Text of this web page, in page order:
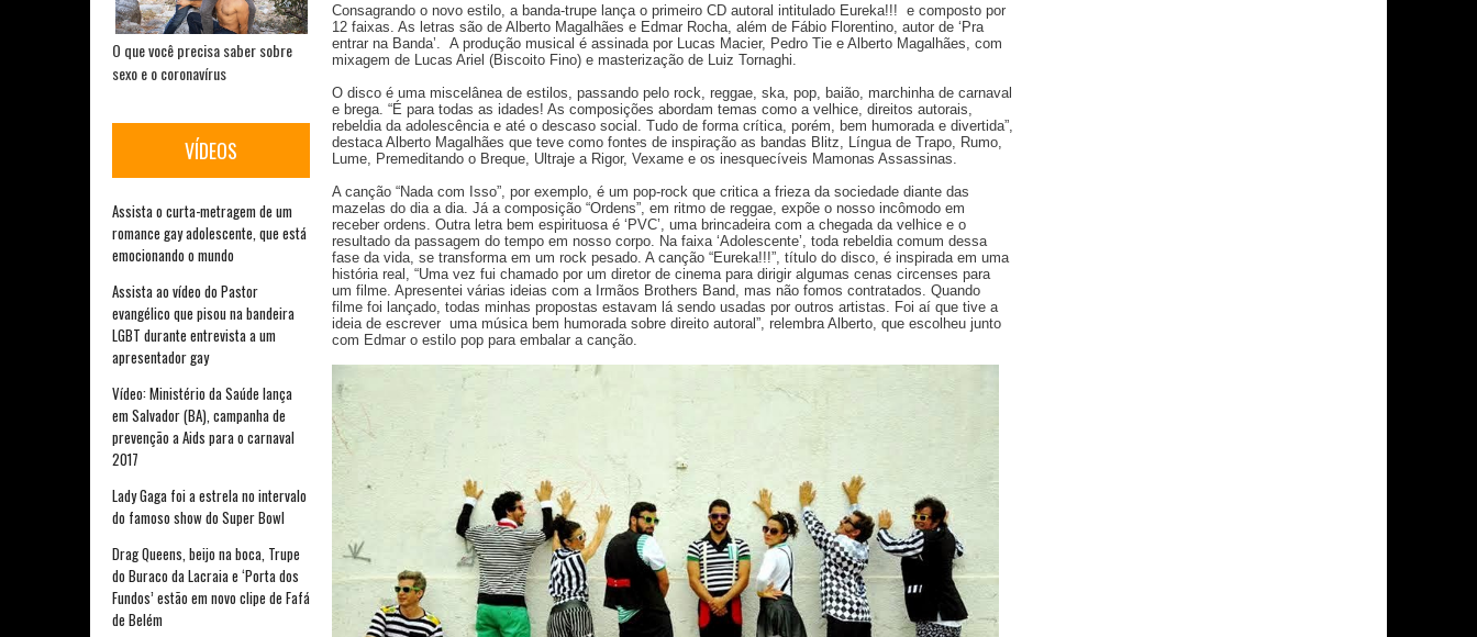
O que você precisa saber sobre
sexo e o coronavírus
VÍDEOS
Assista o curta-metragem de um
romance gay adolescente, que está
emocionando o mundo
Assista ao vídeo do Pastor
evangélico que pisou na bandeira
LGBT durante entrevista a um
apresentador gay
Vídeo: Ministério da Saúde lança
em Salvador (BA), campanha de
prevenção a Aids para o carnaval
2017
Lady Gaga foi a estrela no intervalo
do famoso show do Super Bowl
Drag Queens, beijo na boca, Trupe
do Buraco da Lacraia e ‘Porta dos
Fundos’ estão em novo clipe de Fafá
de Belém
Consagrando o novo estilo, a banda-trupe lança o primeiro CD autoral intitulado Eureka!!! e composto por
12 faixas. As letras são de Alberto Magalhães e Edmar Rocha, além de Fábio Florentino, autor de ‘Pra
entrar na Banda’. A produção musical é assinada por Lucas Macier, Pedro Tie e Alberto Magalhães, com
mixagem de Lucas Ariel (Biscoito Fino) e masterização de Luiz Tornaghi.
O disco é uma miscelânea de estilos, passando pelo rock, reggae, ska, pop, baião, marchinha de carnaval
e brega. “É para todas as idades! As composições abordam temas como a velhice, direitos autorais,
rebeldia da adolescência e até o descaso social. Tudo de forma crítica, porém, bem humorada e divertida”,
destaca Alberto Magalhães que teve como fontes de inspiração as bandas Blitz, Língua de Trapo, Rumo,
Lume, Premeditando o Breque, Ultraje a Rigor, Vexame e os inesquecíveis Mamonas Assassinas.
A canção “Nada com Isso”, por exemplo, é um pop-rock que critica a frieza da sociedade diante das
mazelas do dia a dia. Já a composição “Ordens”, em ritmo de reggae, expõe o nosso incômodo em
receber ordens. Outra letra bem espirituosa é ‘PVC’, uma brincadeira com a chegada da velhice e o
resultado da passagem do tempo em nosso corpo. Na faixa ‘Adolescente’, toda rebeldia comum dessa
fase da vida, se transforma em um rock pesado. A canção “Eureka!!!”, título do disco, é inspirada em uma
história real, “Uma vez fui chamado por um diretor de cinema para dirigir algumas cenas circenses para
um filme. Apresentei várias ideias com a Irmãos Brothers Band, mas não fomos contratados. Quando
filme foi lançado, todas minhas propostas estavam lá sendo usadas por outros artistas. Foi aí que tive a
ideia de escrever uma música bem humorada sobre direito autoral”, relembra Alberto, que escolheu junto
com Edmar o estilo pop para embalar a canção.